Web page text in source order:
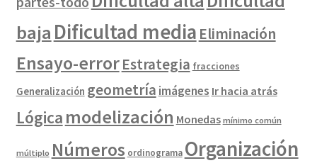
baja Dificultad media Eliminación
Ensayo-errorEstrategia fracciones
Generalización geometría imágenes Ir hacia atrás
Lógica modelización Monedas mínimo común
múltiplo Números ordinograma Organización